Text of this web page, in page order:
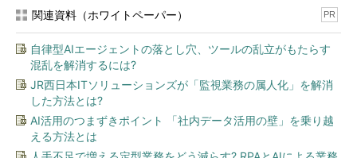
査（名前からSIDを取得することも可能）
ストアアプリ（AppContainer）に関係するSID
前回（第98回『売り子さんは知らない？ “Windows 10のス
トア”の世界』）では、ストア（Microsoft Store）の表示問題に
関連して、サンドボックス環境「AppContainer」で動くストア
アプリとそのケーパビリティ（Capability）について説明しまし
た。
関連資料（ホワイトペーパー） PR
自律型AIエージェントの落とし穴、ツールの乱立がもたらす
混乱を解消するには?
JR西日本ITソリューションズが「監視業務の属人化」を解消
した方法とは?
AI活用のつまずきポイント 「社内データ活用の壁」を乗り越
える方法とは